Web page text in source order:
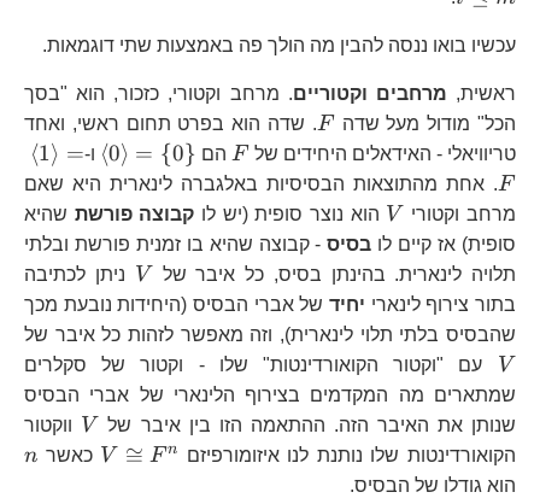
עכשיו בואו ננסה להבין מה הולך פה באמצעות שתי דוגמאות.
ראשית, מרחבים וקטוריים. מרחב וקטורי, כזכור, הוא "בסך
הכל" מודול מעל שדה
F F. שדה הוא בפרט תחום ראשי, ואחד
טריוויאלי - האידאלים היחידים של
F
F הם
=\left\{
0\right\}
⟨0⟩ = {0} ו- ⟨1⟩ =
F. אחת מהתוצאות הבסיסיות באלגברה לינארית היא שאם
מרחב וקטורי
V V הוא נוצר סופית (יש לו קבוצה פורשת שהיא
סופית) אז קיים לו בסיס- קבוצה שהיא בו זמנית פורשת ובלתי
תלויה לינארית. בהינתן בסיס, כל איבר של
V
V
ניתן לכתיבה
בתור צירוף לינארי יחיד של אברי הבסיס (היחידות נובעת מכך
שהבסיס בלתי תלוי לינארית), וזה מאפשר לזהות כל איבר של
V
עם "וקטור הקואורדינטות" שלו - וקטור של סקלרים
שמתארים מה המקדמים בצירוף הלינארי של אברי הבסיס
שנותן את האיבר הזה. ההתאמה הזו בין איבר של
V
V ווקטור
הקואורדינטות שלו נותנת לנו איזומורפיזם
V\cong
F^{n}
V ≅ F n כאשר n
הוא גודלו של הבסיס.